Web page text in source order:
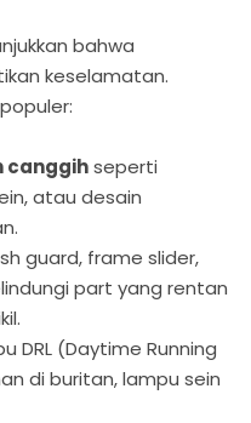
bahwa
keselamatan.
canggihseperti
atau desain
guard, frame slider,
part yang rentan
DRL (Daytime Running
di buritan, lampu sein